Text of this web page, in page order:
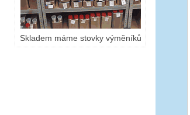
Skladem máme stovky výměníků